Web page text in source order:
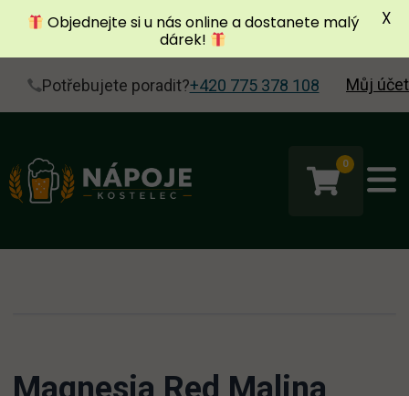
Potřebujete poradit?+420 775 378 108 Můj účet
0
Objednejte si u nás online a dostanete malý
dárek!
X